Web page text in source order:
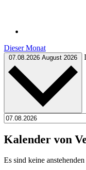
Dieser Monat
07.08.2026 August 2026
Kalender von
Es sind keine